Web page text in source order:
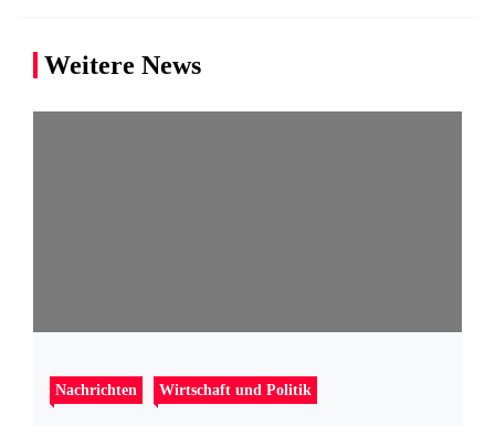
Weitere News
Nachrichten Wirtschaft und Politik